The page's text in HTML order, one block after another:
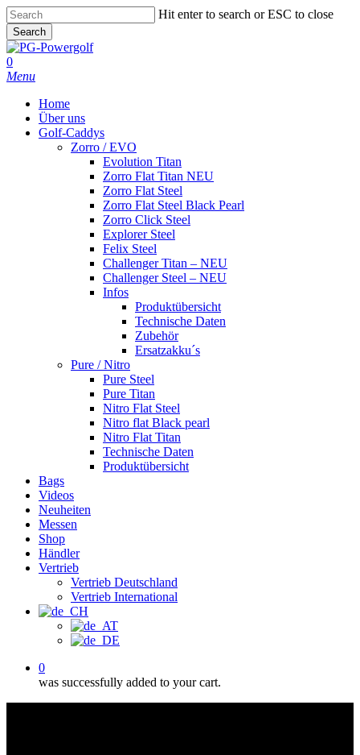
Skip
to
main
content
Hit enter to search or ESC to close
Search
Close
Search
0
Menu
Home
Über uns
Golf-Caddys
Zorro / EVO
Evolution Titan
Zorro Flat Titan NEU
Zorro Flat Steel
Zorro Flat Steel Black Pearl
Zorro Click Steel
Explorer Steel
Felix Steel
Challenger Titan – NEU
Challenger Steel – NEU
Infos
Produktübersicht
Technische Daten
Zubehör
Ersatzakku´s
Pure / Nitro
Pure Steel
Pure Titan
Nitro Flat Steel
Nitro flat Black pearl
Nitro Flat Titan
Technische Daten
Produktübersicht
Bags
Videos
Neuheiten
Messen
Shop
Händler
Vertrieb
Vertrieb Deutschland
Vertrieb International
0
was successfully added to your cart.